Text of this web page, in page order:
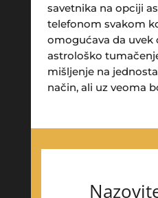
savetnika na opciji
telefonom svakom
omogućava da uvek
astrološko
mišljenje na
način, ali uz veoma